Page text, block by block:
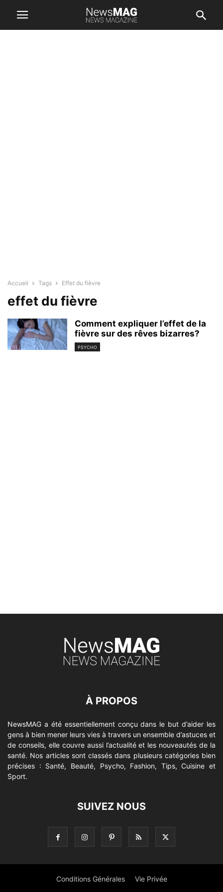
Accueil Tags Effet du fièvre
effet du fièvre
Comment expliquer l’effet de la
fièvre sur des rêves bizarres?
PSYCHO
À PROPOS
NewsMAG a été essentiellement conçu dans le but d’aider les
gens à bien mener leurs vies à travers un ensemble d’astuces et
de conseils, elle couvre aussi l’actualité et les nouveautés de la
santé. Nos articles sont classés dans plusieurs catégories bien
précises : Santé, Beauté, Psycho, Fashion, Tips, Cuisine et
Sport.
SUIVEZ NOUS
Conditions Générales Vie Privée